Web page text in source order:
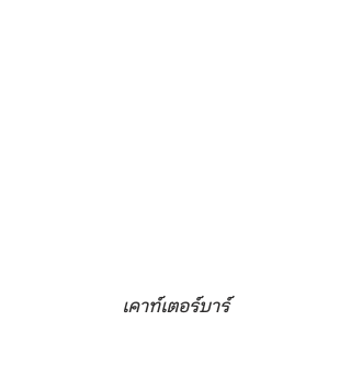
เคาท์เตอร์บาร์